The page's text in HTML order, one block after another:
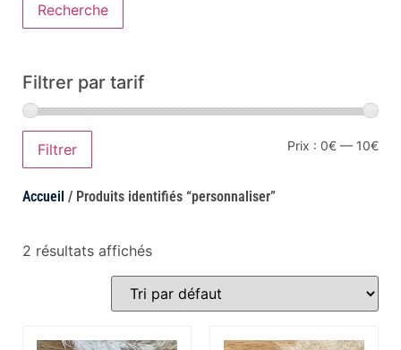
Recherche
Filtrer par tarif
Filtrer Prix : 0€ — 10€
Accueil / Produits identifiés “personnaliser”
2 résultats affichés